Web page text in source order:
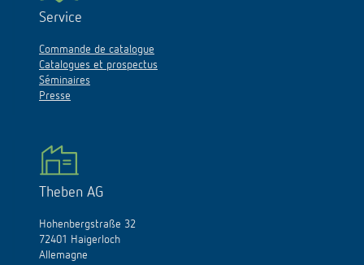
Service
Commande de catalogue
Catalogues et prospectus
Séminaires
Presse
Theben AG
Hohenbergstraße 32
72401 Haigerloch
Allemagne